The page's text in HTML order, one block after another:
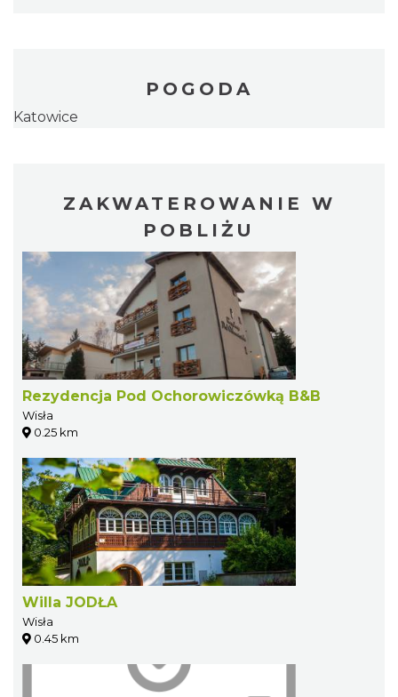
POGODA
Katowice
ZAKWATEROWANIE W
POBLIŻU
Rezydencja Pod Ochorowiczówką B&B
Wisła
0.25 km
Willa JODŁA
Wisła
0.45 km